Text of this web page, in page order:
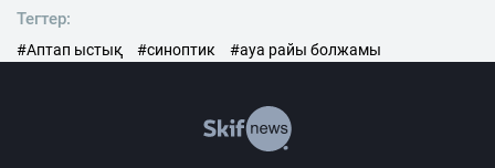
Тегтер:
#Аптап ыстық #синоптик #ауа райы болжамы